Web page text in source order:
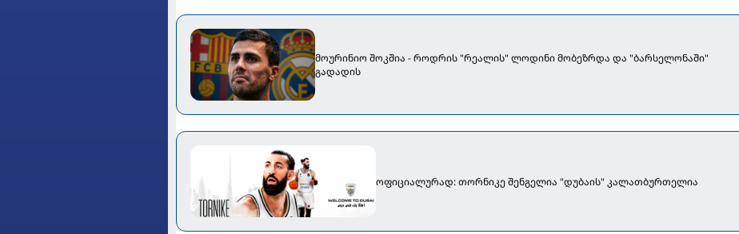
მოურინიო შოკშია - როდრის "რეალის" ლოდინი მობეზრდა და "ბარსელონაში"
გადადის
ოფიციალურად: თორნიკე შენგელია "დუბაის" კალათბურთელია